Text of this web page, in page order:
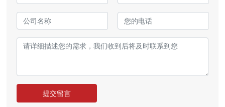
提交留言